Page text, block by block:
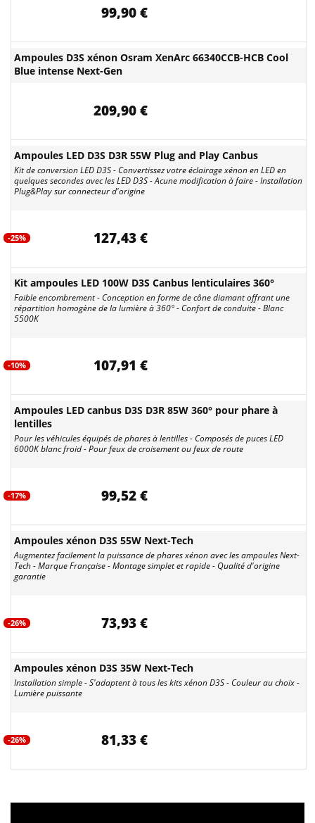
99,90 €
Ampoules D3S xénon Osram XenArc 66340CCB-HCB Cool
Blue intense Next-Gen
209,90 €
Ampoules LED D3S D3R 55W Plug and Play Canbus
Kit de conversion LED D3S - Convertissez votre éclairage xénon en LED en
quelques secondes avec les LED D3S - Acune modification à faire - Installation
Plug&Play sur connecteur d'origine
-25% 127,43 €
Kit ampoules LED 100W D3S Canbus lenticulaires 360°
Faible encombrement - Conception en forme de cône diamant offrant une
répartition homogène de la lumière à 360° - Confort de conduite - Blanc
5500K
-10% 107,91 €
Ampoules LED canbus D3S D3R 85W 360° pour phare à
lentilles
Pour les véhicules équipés de phares à lentilles - Composés de puces LED
6000K blanc froid - Pour feux de croisement ou feux de route
-17% 99,52 €
Ampoules xénon D3S 55W Next-Tech
Augmentez facilement la puissance de phares xénon avec les ampoules Next-
Tech - Marque Française - Montage simplet et rapide - Qualité d'origine
garantie
-26% 73,93 €
Ampoules xénon D3S 35W Next-Tech
Installation simple - S'adaptent à tous les kits xénon D3S - Couleur au choix -
Lumière puissante
-26% 81,33 €